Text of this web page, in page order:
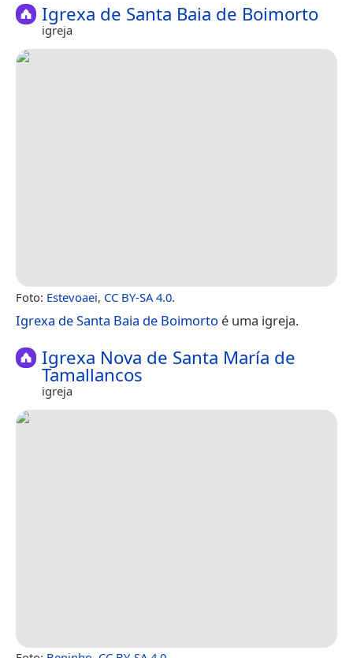
Igrexa de Santa Baia de Boimorto
igreja
Foto: Estevoaei, CC BY-SA 4.0.
Igrexa de Santa Baia de Boimorto é uma igreja.
Igrexa Nova de Santa María de
Tamallancos
igreja